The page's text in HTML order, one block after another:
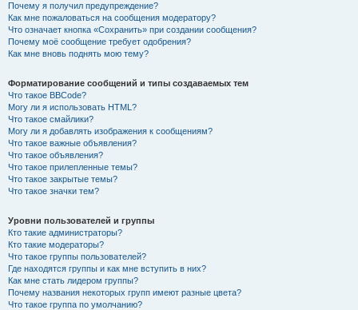
Почему я получил предупреждение?
Как мне пожаловаться на сообщения модератору?
Что означает кнопка «Сохранить» при создании сообщения?
Почему моё сообщение требует одобрения?
Как мне вновь поднять мою тему?
Форматирование сообщений и типы создаваемых тем
Что такое BBCode?
Могу ли я использовать HTML?
Что такое смайлики?
Могу ли я добавлять изображения к сообщениям?
Что такое важные объявления?
Что такое объявления?
Что такое прилепленные темы?
Что такое закрытые темы?
Что такое значки тем?
Уровни пользователей и группы
Кто такие администраторы?
Кто такие модераторы?
Что такое группы пользователей?
Где находятся группы и как мне вступить в них?
Как мне стать лидером группы?
Почему названия некоторых групп имеют разные цвета?
Что такое группа по умолчанию?